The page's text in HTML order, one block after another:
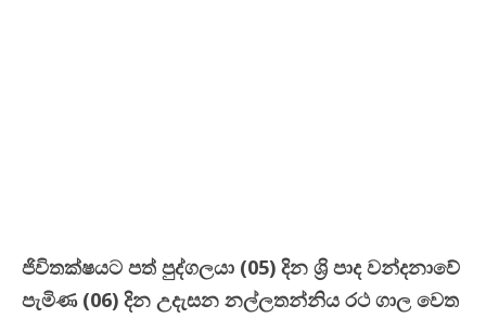
ජිවිතක්ෂයට පත් පුද්ගලයා (05) දින ශ්‍රි පාද වන්දනාවේ
පැමිණ (06) දින උදැසන නල්ලතන්නිය රථ ගාල වෙත